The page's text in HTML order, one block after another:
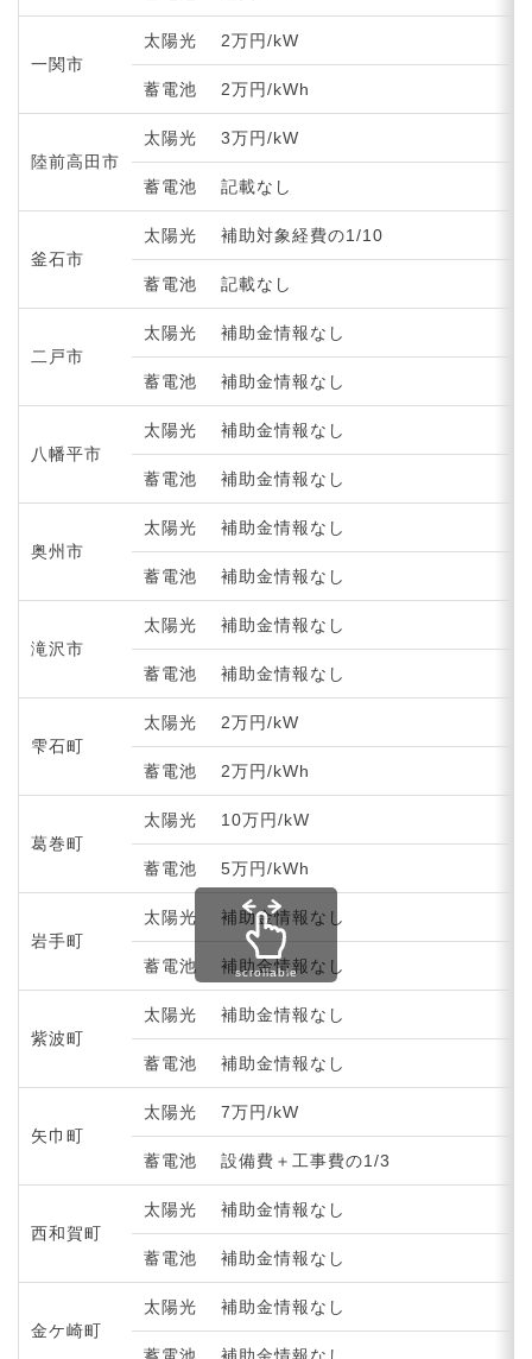
一関市
太陽光 2万円/kW
蓄電池 2万円/kWh
陸前高田市
太陽光 3万円/kW
蓄電池 記載なし
釜石市
太陽光 補助対象経費の1/10
蓄電池 記載なし
二戸市
太陽光 補助金情報なし
蓄電池 補助金情報なし
八幡平市
太陽光 補助金情報なし
蓄電池 補助金情報なし
奥州市
太陽光 補助金情報なし
蓄電池 補助金情報なし
滝沢市
太陽光 補助金情報なし
蓄電池 補助金情報なし
雫石町
太陽光 2万円/kW
蓄電池 2万円/kWh
葛巻町
太陽光 10万円/kW
蓄電池 5万円/kWh
岩手町
太陽光 補助金情報なし
蓄電池 補助金情報なし
紫波町
太陽光 補助金情報なし
蓄電池 補助金情報なし
矢巾町
太陽光 7万円/kW
蓄電池 設備費＋工事費の1/3
西和賀町
太陽光 補助金情報なし
蓄電池 補助金情報なし
金ケ崎町
太陽光 補助金情報なし
蓄電池 補助金情報なし